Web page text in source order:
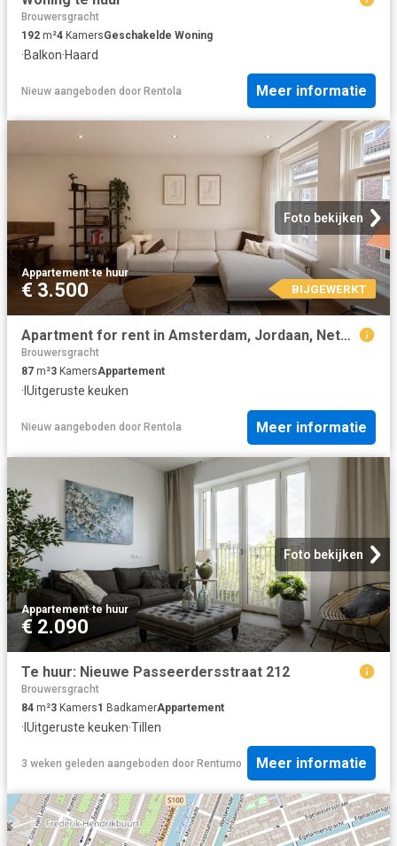
Brouwersgracht
192 m²4 KamersGeschakelde Woning
·Balkon·Haard
Nieuw aangeboden door Rentola Meer informatie
Foto bekijken
Appartement·te huur
€ 3.500 BIJGEWERKT
Apartment for rent in Amsterdam, Jordaan, Netherlands
Brouwersgracht
87 m²3 KamersAppartement
· IUitgeruste keuken
Nieuw aangeboden door Rentola Meer informatie
Foto bekijken
Appartement·te huur
€ 2.090
Te huur: Nieuwe Passeerdersstraat 212
Brouwersgracht
84 m²3 Kamers1 BadkamerAppartement
· IUitgeruste keuken·Tillen
3 weken geleden aangeboden door Rentumo Meer informatie